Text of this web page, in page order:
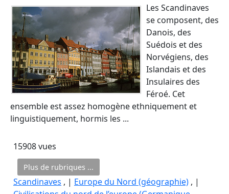
Les Scandinaves
se composent, des
Danois, des
Suédois et des
Norvégiens, des
Islandais et des
Insulaires des
Féroé. Cet
ensemble est assez homogène ethniquement et
linguistiquement, hormis les ...
15908 vues
Plus de rubriques ...
Scandinaves , | Europe du Nord (géographie) , |